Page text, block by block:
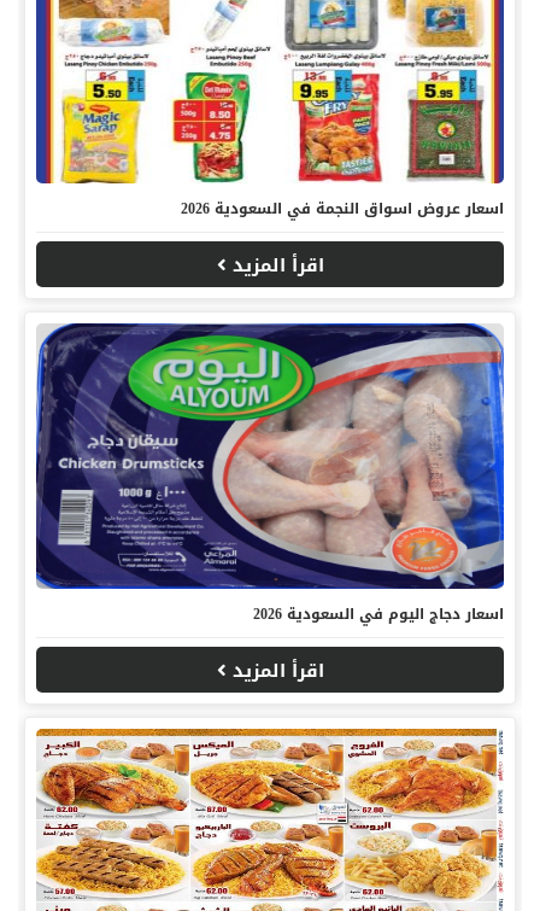
اسعار عروض اسواق النجمة في السعودية 2026
اقرأ المزيد
اسعار دجاج اليوم في السعودية 2026
اقرأ المزيد